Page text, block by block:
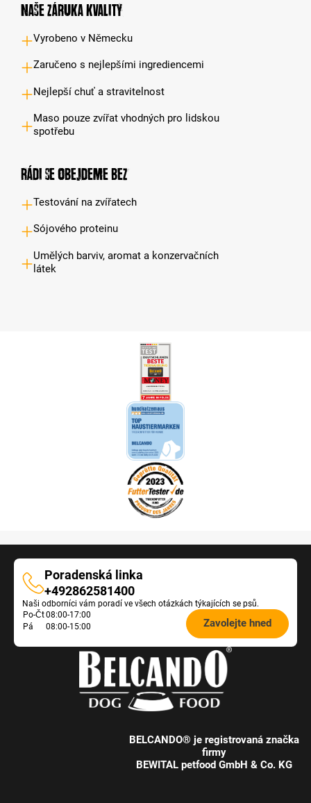
Naše záruka kvality
Vyrobeno v Německu
Zaručeno s nejlepšími ingrediencemi
Nejlepší chuť a stravitelnost
Maso pouze zvířat vhodných pro lidskou
spotřebu
Rádi se obejdeme bez
Testování na zvířatech
Sójového proteinu
Umělých barviv, aromat a konzervačních
látek
Poradenská linka
Poradenská
linka
+492862581400
Naši odborníci vám poradí ve všech otázkách týkajících se psů.
Öffnungszeiten
Futterberatung:
Po-Čt08:00-17:00
Pá
08:00-15:00 Zavolejte hned
BELCANDO® je registrovaná značka
firmy
BEWITAL petfood GmbH & Co. KG